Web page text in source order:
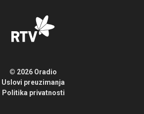
© 2026 Oradio
Uslovi preuzimanja
Politika privatnosti